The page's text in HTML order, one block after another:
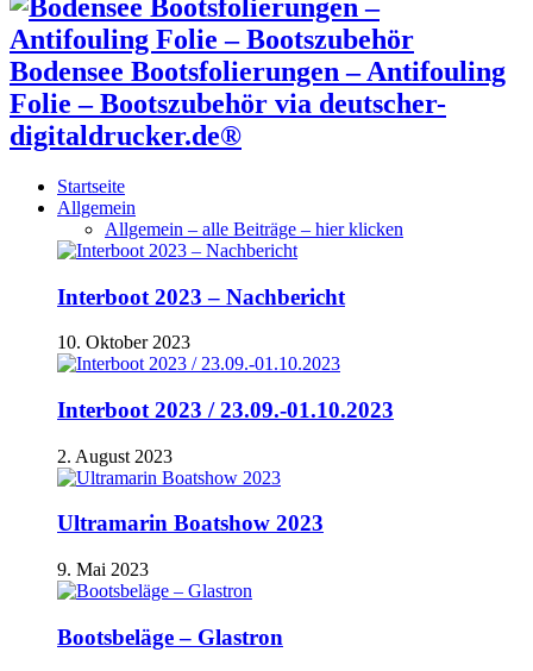
Bodensee Bootsfolierungen – Antifouling
Folie – Bootszubehör via deutscher-
digitaldrucker.de®
Startseite
Allgemein
Allgemein – alle Beiträge – hier klicken
Interboot 2023 – Nachbericht
10. Oktober 2023
Interboot 2023 / 23.09.-01.10.2023
2. August 2023
Ultramarin Boatshow 2023
9. Mai 2023
Bootsbeläge – Glastron